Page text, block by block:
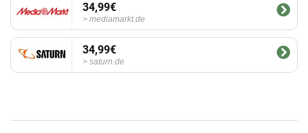
34,99€
mediamarkt.de
34,99€
saturn.de